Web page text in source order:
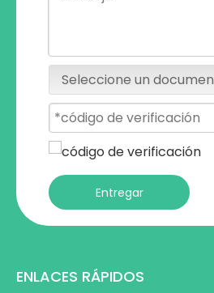
Seleccione un
Entregar
ENLACES RÁPIDOS